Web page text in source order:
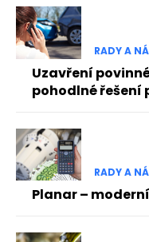
RADY A
Uzavření
pohodlné řešení
RADY A
Planar –